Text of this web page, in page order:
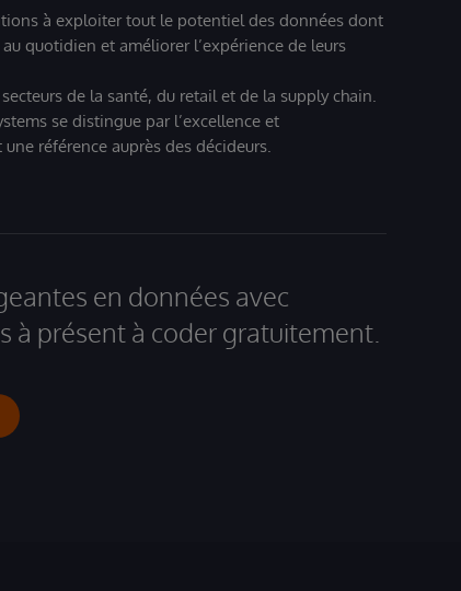
à exploiter tout le potentiel des données dont
quotidien et améliorer l’expérience de leurs
de la santé, du retail et de la supply chain.
se distingue par l’excellence et
référence auprès des décideurs.
en données avec
à présent à coder gratuitement.